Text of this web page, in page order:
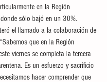
en la Región
sólo bajó en un 30%.
el llamado a la colaboración de
que en la Región
viernes se completa la tercera
Es un esfuerzo y sacrificio
hacer comprender que